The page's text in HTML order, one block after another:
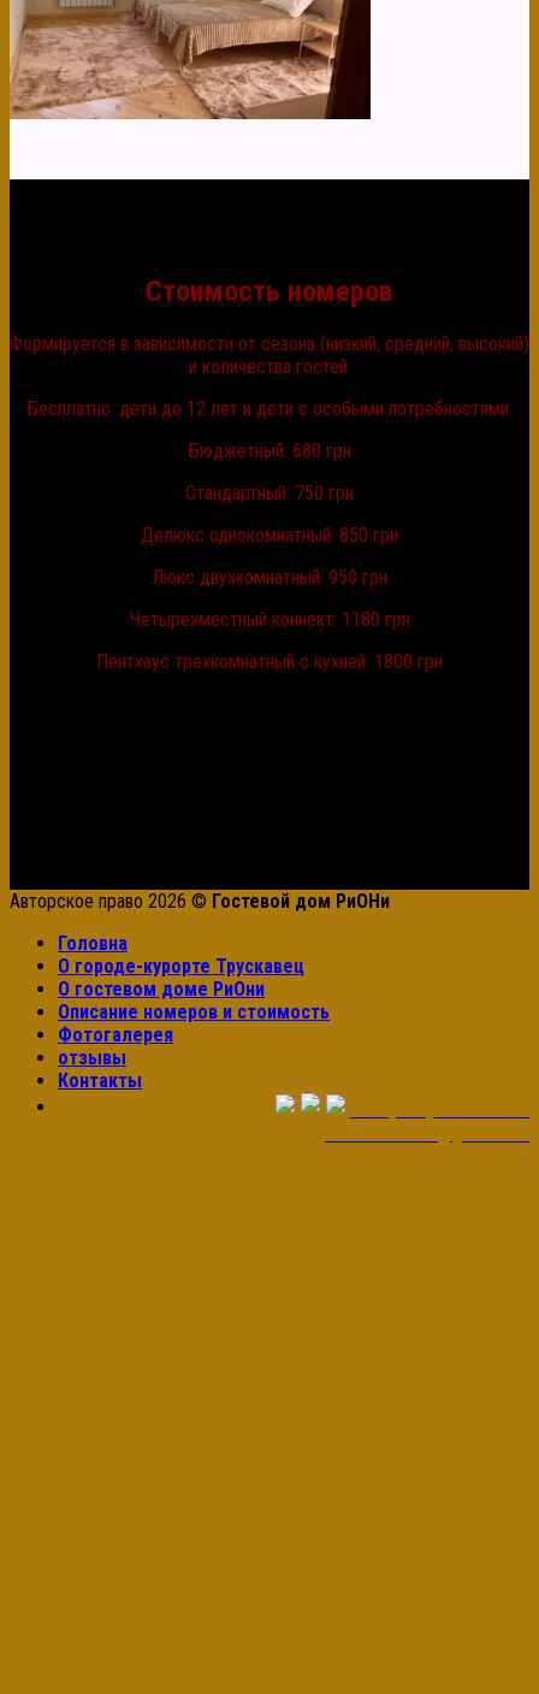
Стоимость номеров
Формируется в зависимости от сезона (низкий, средний, высокий)
и количества гостей.
Бесплатно: дети до 12 лет и дети с особыми потребностями.
Бюджетный: 680 грн
Стандартный: 750 грн
Делюкс однокомнатный: 850 грн
Люкс двухкомнатный: 950 грн
Четырехместный коннект: 1180 грн
Пентхаус трехкомнатный с кухней: 1800 грн
Авторское право 2026 © Гостевой дом РиОНи
Головна
О городе-курорте Трускавец
О гостевом доме РиОни
Описание номеров и стоимость
Фотогалерея
отзывы
Контакты